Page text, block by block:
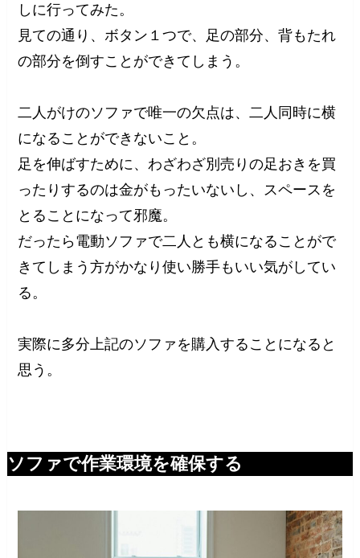
しに行ってみた。
見ての通り、ボタン１つで、足の部分、背もたれ
の部分を倒すことができてしまう。
二人がけのソファで唯一の欠点は、二人同時に横
になることができないこと。
足を伸ばすために、わざわざ別売りの足おきを買
ったりするのは金がもったいないし、スペースを
とることになって邪魔。
だったら電動ソファで二人とも横になることがで
きてしまう方がかなり使い勝手もいい気がしてい
る。
実際に多分上記のソファを購入することになると
思う。
ソファで作業環境を確保する